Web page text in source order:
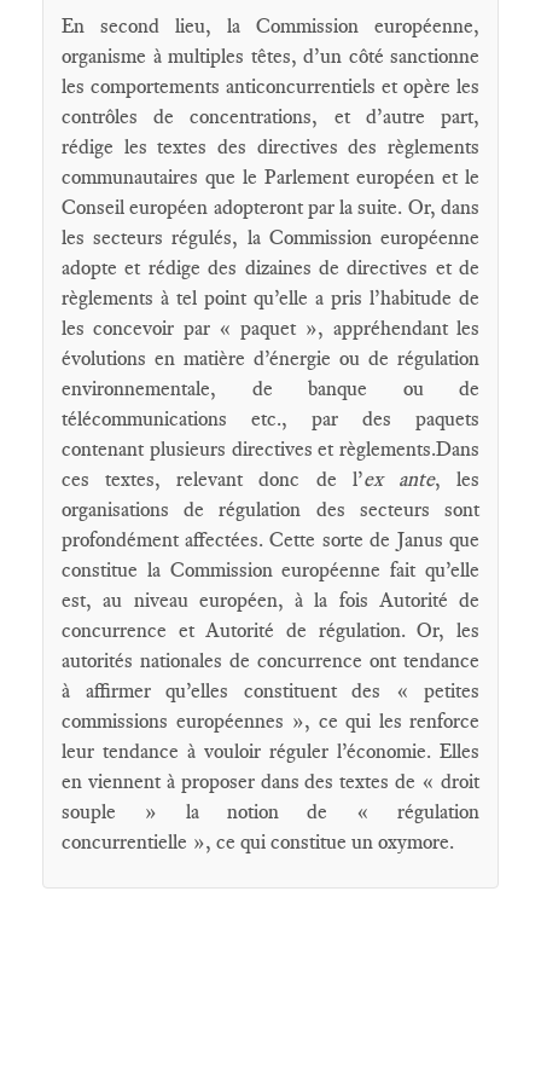
En second lieu, la Commission européenne,
organisme à multiples têtes, d’un côté sanctionne
les comportements anticoncurrentiels et opère les
contrôles de concentrations, et d’autre part,
rédige les textes des directives des règlements
communautaires que le Parlement européen et le
Conseil européen adopteront par la suite. Or, dans
les secteurs régulés, la Commission européenne
adopte et rédige des dizaines de directives et de
règlements à tel point qu’elle a pris l’habitude de
les concevoir par « paquet », appréhendant les
évolutions en matière d’énergie ou de régulation
environnementale, de banque ou de
télécommunications etc., par des paquets
contenant plusieurs directives et règlements.Dans
ces textes, relevant donc de l’ex ante, les
organisations de régulation des secteurs sont
profondément affectées. Cette sorte de Janus que
constitue la Commission européenne fait qu’elle
est, au niveau européen, à la fois Autorité de
concurrence et Autorité de régulation. Or, les
autorités nationales de concurrence ont tendance
à affirmer qu’elles constituent des « petites
commissions européennes », ce qui les renforce
leur tendance à vouloir réguler l’économie. Elles
en viennent à proposer dans des textes de « droit
souple » la notion de « régulation
concurrentielle », ce qui constitue un oxymore.